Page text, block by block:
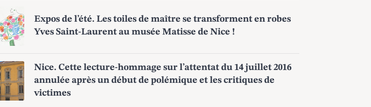
Expos de l’été. Les toiles de maître se transforment en robes
Yves Saint-Laurent au musée Matisse de Nice !
Nice. Cette lecture-hommage sur l’attentat du 14 juillet 2016
annulée après un début de polémique et les critiques de
victimes